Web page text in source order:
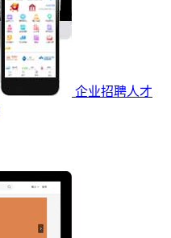
企业招聘人才